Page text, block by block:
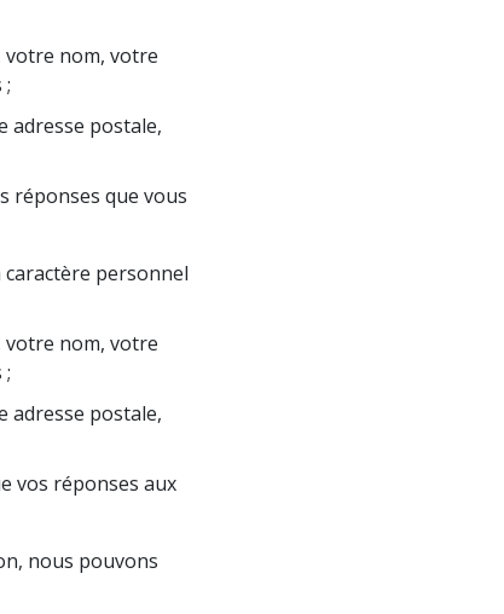
nom, votre
adresse postale,
réponses que vous
personnel
nom, votre
adresse postale,
vos réponses aux
nous pouvons